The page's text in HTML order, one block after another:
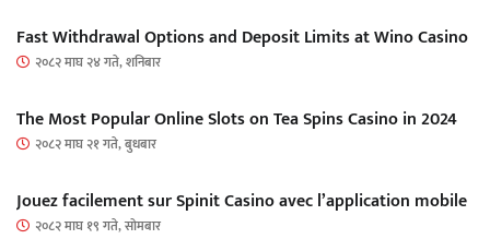
Fast Withdrawal Options and Deposit Limits at Wino Casino
२०८२ माघ २४ गते, शनिबार
The Most Popular Online Slots on Tea Spins Casino in 2024
२०८२ माघ २१ गते, बुधबार
Jouez facilement sur Spinit Casino avec l’application mobile
२०८२ माघ १९ गते, सोमबार